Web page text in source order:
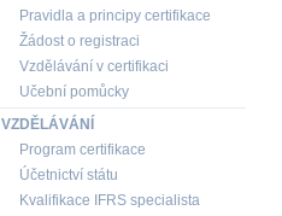
Pravidla a principy certifikace
Žádost o registraci
Vzdělávání v certifikaci
Učební pomůcky
VZDĚLÁVÁNÍ
Program certifikace
Účetnictví státu
Kvalifikace IFRS specialista